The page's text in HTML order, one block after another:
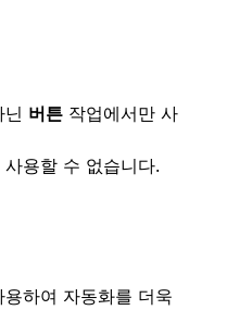
버튼 작업에서만 사
용할 수 없습니다.
하여 자동화를 더욱